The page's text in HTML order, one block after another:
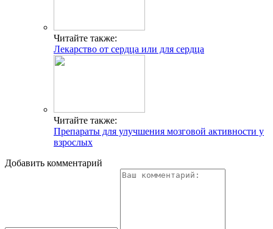
Читайте также:
Лекарство от сердца или для сердца
Читайте также:
Препараты для улучшения мозговой активности у
взрослых
Добавить комментарий